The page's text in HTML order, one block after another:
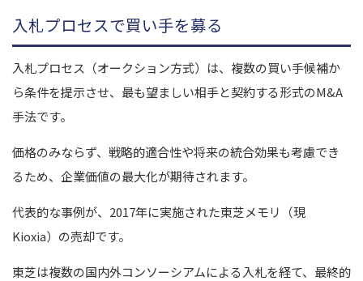
入札プロセスで買い手を募る
入札プロセス（オークション方式）は、複数の買い手候補か
ら条件を提示させ、最も望ましい相手と契約する形式のM&A
手法です。
価格のみならず、戦略的適合性や将来の統合効果も考慮でき
るため、企業価値の最大化が期待されます。
代表的な事例が、2017年に実施された東芝メモリ（現
Kioxia）の売却です。
東芝は複数の国内外コンソーシアムによる入札を経て、最終的